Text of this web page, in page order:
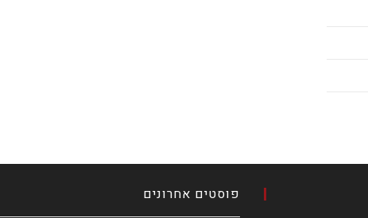
פוסטים אחרונים